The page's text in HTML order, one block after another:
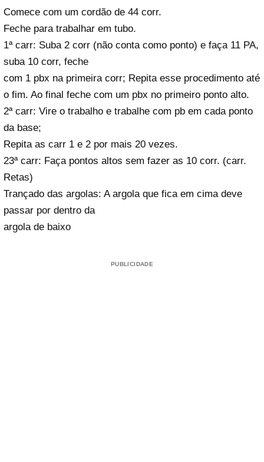
Comece com um cordão de 44 corr.
Feche para trabalhar em tubo.
1ª carr: Suba 2 corr (não conta como ponto) e faça 11 PA,
suba 10 corr, feche
com 1 pbx na primeira corr; Repita esse procedimento até
o fim. Ao final feche com um pbx no primeiro ponto alto.
2ª carr: Vire o trabalho e trabalhe com pb em cada ponto
da base;
Repita as carr 1 e 2 por mais 20 vezes.
23ª carr: Faça pontos altos sem fazer as 10 corr. (carr.
Retas)
Trançado das argolas: A argola que fica em cima deve
passar por dentro da
argola de baixo
PUBLICIDADE